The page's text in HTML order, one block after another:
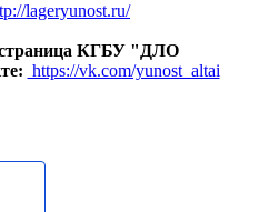
lageryunost.ru/
КГБУ "ДЛО
https://vk.com/yunost_altai